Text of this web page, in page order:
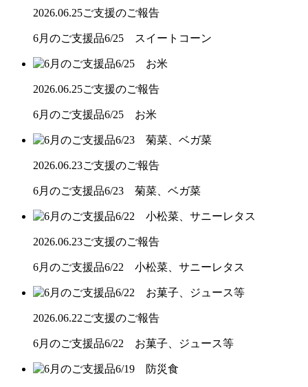
2026.06.25ご支援のご報告
6月のご支援品6/25 スイートコーン
2026.06.25ご支援のご報告
6月のご支援品6/25 お米
2026.06.23ご支援のご報告
6月のご支援品6/23 菊菜、ベガ菜
2026.06.23ご支援のご報告
6月のご支援品6/22 小松菜、サニーレタス
2026.06.22ご支援のご報告
6月のご支援品6/22 お菓子、ジュース等